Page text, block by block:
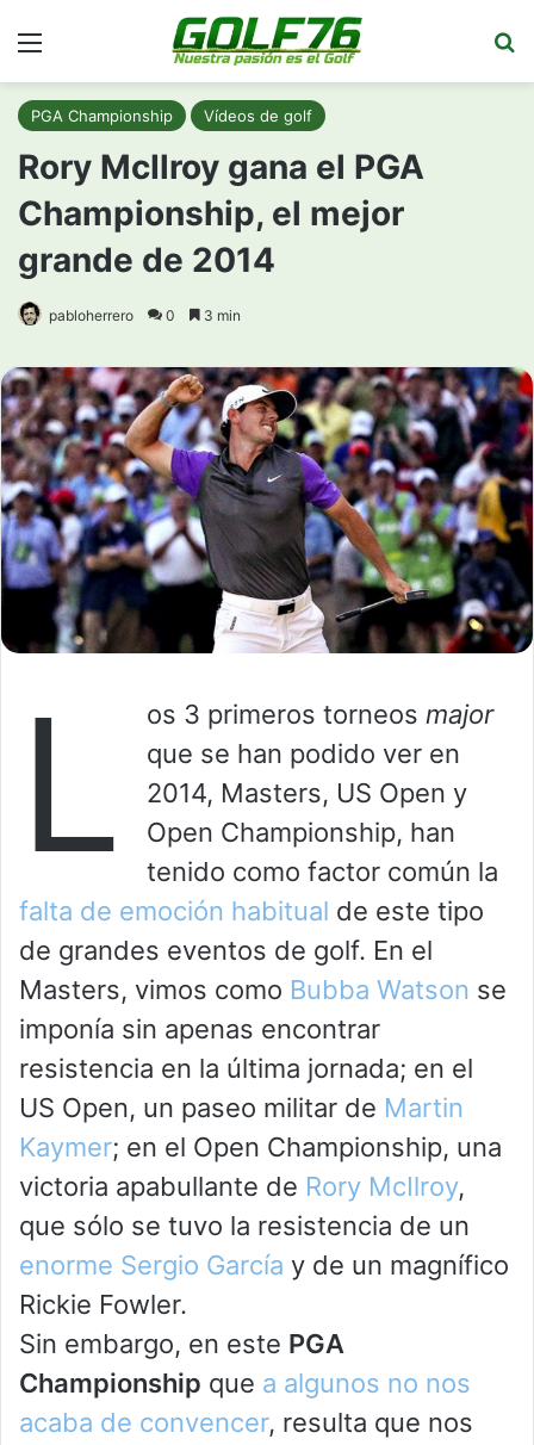
PGA Championship Vídeos de golf
Rory McIlroy gana el PGA
Championship, el mejor
grande de 2014
pabloherrero 0 3 min
L os 3 primeros torneos major
que se han podido ver en
2014, Masters, US Open y
Open Championship, han
tenido como factor común la
falta de emoción habitual de este tipo
de grandes eventos de golf. En el
Masters, vimos como Bubba Watson se
imponía sin apenas encontrar
resistencia en la última jornada; en el
US Open, un paseo militar de Martin
Kaymer; en el Open Championship, una
victoria apabullante de Rory McIlroy,
que sólo se tuvo la resistencia de un
enorme Sergio García y de un magnífico
Rickie Fowler.
Sin embargo, en este PGA
Championship que a algunos no nos
acaba de convencer, resulta que nos